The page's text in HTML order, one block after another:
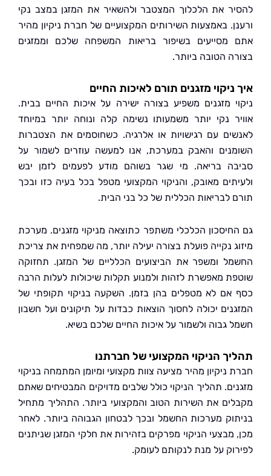
את הלכלוך המצטבר ולהשאיר את המזגן במצב נקי
באמצעות השירותים המקצועיים של חברת ניקיון מהיר
מסייעים בשיפור בריאות המשפחה שלכם וממזגים
הטובה ביותר.
מזגנים תורם לאיכות החיים
מזגנים משפיע בצורה ישירה על איכות החיים בבית.
נקי יותר משמעותו נשימה קלה ונוחה יותר במיוחד
עם רגישויות או אלרגיה. כשחוסמים את הצטברות
והאבק במערכת, אנו למעשה עוזרים לשמור על
בריאה. מי שגר בשוהם מודע לפעמים לזמן יבש
מאובק, והניקוי המקצועי מטפל בכל בעיה כזו ובכך
לבריאות הכללית של כל בני הבית.
הכלכלי משתפר כתוצאה מניקוי מזגנים. מערכת
נקייה פועלת בצורה יעילה יותר, מה שמפחית את צריכת
ומשפר את הביצועים הכלליים של המזגן. תחזוקה
מאפשרת לזהות ולמנוע תקלות שיכולות לעלות הרבה
לא מטפלים בהן בזמן. השקעה בניקוי תקופתי של
יכולה לחסוך הוצאות כבדות על תיקונים ועל חשבון
גבוה ולשמור על איכות החיים שלכם בשיא.
הניקוי המקצועי של חברתנו
ניקיון מהיר מציעה צוות מקצועי ומיומן המתמחה בניקוי
תהליך הניקוי כולל שלבים מדויקים המבטיחים שאתם
את השירות הטוב והמקצועי ביותר. התהליך מתחיל
מערכות החשמל ובכך לבטחון הגבוהה ביותר. לאחר
הניקוי מפרקים בזהירות את חלקי המזגן שניתנים
על מנת לנקותם לעומק.